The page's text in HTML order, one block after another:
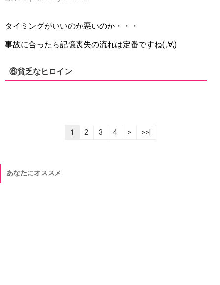
タイミングがいいのか悪いのか・・・
事故に合ったら記憶喪失の流れは定番ですね( ;∀;)
⑥貧乏なヒロイン
1 2 3 4 > >>|
あなたにオススメ